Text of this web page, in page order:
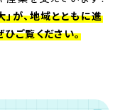
が、地域とともに進
ご覧ください。